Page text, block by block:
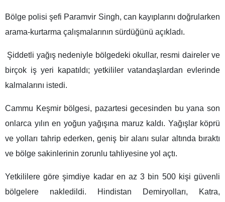
Bölge polisi şefi Paramvir Singh, can kayıplarını doğrularken
arama-kurtarma çalışmalarının sürdüğünü açıkladı.
Şiddetli yağış nedeniyle bölgedeki okullar, resmi daireler ve
birçok iş yeri kapatıldı; yetkililer vatandaşlardan evlerinde
kalmalarını istedi.
Cammu Keşmir bölgesi, pazartesi gecesinden bu yana son
onlarca yılın en yoğun yağışına maruz kaldı. Yağışlar köprü
ve yolları tahrip ederken, geniş bir alanı sular altında bıraktı
ve bölge sakinlerinin zorunlu tahliyesine yol açtı.
Yetkililere göre şimdiye kadar en az 3 bin 500 kişi güvenli
bölgelere nakledildi. Hindistan Demiryolları, Katra,